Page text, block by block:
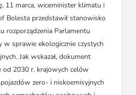
11 marca, wiceminister klimatu i
Bolesta przedstawił stanowisko
rozporządzenia Parlamentu
w sprawie ekologicznie czystych
Jak wskazał, dokument
od 2030 r. krajowych celów
zero- i niskoemisyjnych